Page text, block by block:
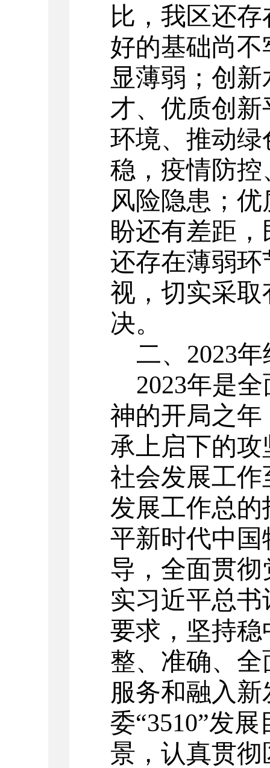
比，我区还
好的基础尚
显薄弱；创
才、优质创
环境、推动
稳，疫情防
风险隐患；
盼还有差距
还存在薄弱
视，切实采
决。
二、 2023
2023年是
神的开局之年
承上启下的
社会发展工
发展工作总
平新时代中
导，全面贯
实习近平总
要求，坚持
整、准确、
服务和融入
委“3510”发
景，认真贯